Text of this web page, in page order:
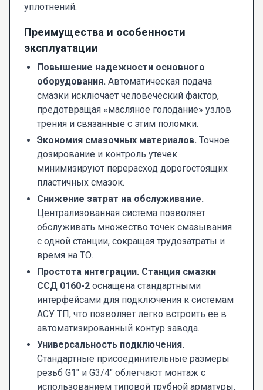
уплотнений.
Преимущества и особенности
эксплуатации
Повышение надежности основного
оборудования. Автоматическая подача
смазки исключает человеческий фактор,
предотвращая «масляное голодание» узлов
трения и связанные с этим поломки.
Экономия смазочных материалов. Точное
дозирование и контроль утечек
минимизируют перерасход дорогостоящих
пластичных смазок.
Снижение затрат на обслуживание.
Централизованная система позволяет
обслуживать множество точек смазывания
с одной станции, сокращая трудозатраты и
время на ТО.
Простота интеграции. Станция смазки
ССД 0160-2 оснащена стандартными
интерфейсами для подключения к системам
АСУ ТП, что позволяет легко встроить ее в
автоматизированный контур завода.
Универсальность подключения.
Стандартные присоединительные размеры
резьб G1" и G3/4" облегчают монтаж с
использованием типовой трубной арматуры.